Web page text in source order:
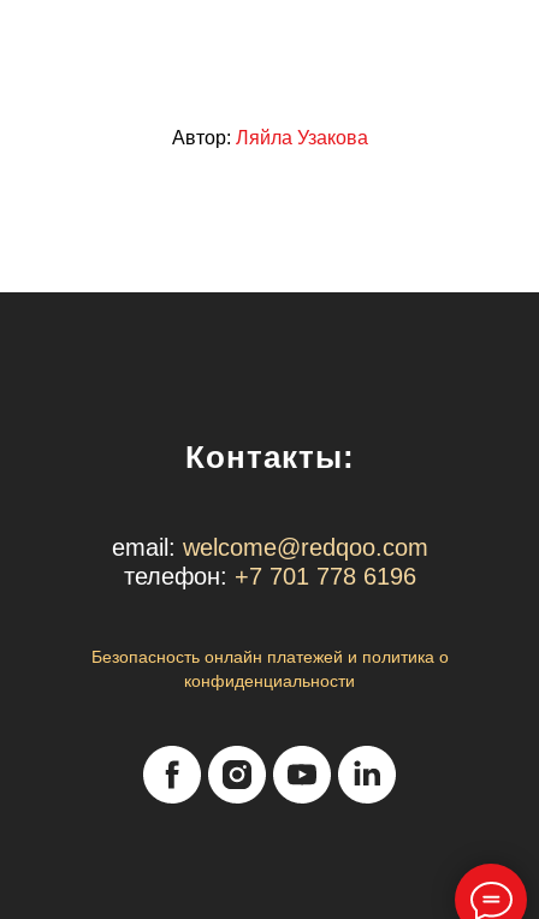
Автор: Ляйла Узакова
Контакты:
email: welcome@redqoo.com
телефон: +7 701 778 6196
Безопасность онлайн платежей и политика о
конфиденциальности